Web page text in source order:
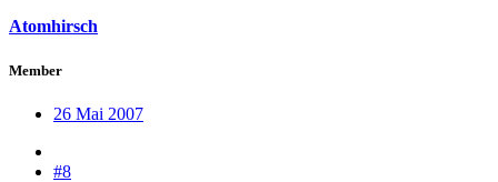
Atomhirsch
Member
26 Mai 2007
#8